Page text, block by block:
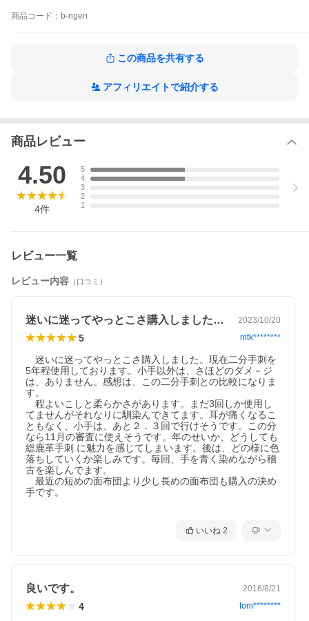
当店で受付後、再計算しメールにて金額をお知らせいたします。
商品 コード： b-ngen
この商品を共有する
アフィリエイトで紹介する
商品レビュー
4.50
4件
5
4
3
2
1
レビュー一覧
レビュー内容 （口コミ）
迷いに迷ってやっとこさ購入しました。現… 2023/10/20
5 mtk********
迷いに迷ってやっとこさ購入しました。現在二分手刺を
5年程使用しております。小手以外は、さほどのダメ－ジ
は、ありません。感想は、この二分手刺との比較になりま
す。
程よいこしと柔らかさがあります。まだ3回しか使用し
てませんがそれなりに馴染んできてます。耳が痛くなるこ
ともなく、小手は、あと２．３回で行けそうです。この分
なら11月の審査に使えそうです。年のせいか、どうしても
総鹿革手刺.に魅力を感じてしまいます。後は、どの様に色
落ちしていくか楽しみです。毎回、手を青く染めながら稽
古を楽しんでます。
最近の短めの面布団より少し長めの面布団も購入の決め
手です。
いいね 2
良いです。 2016/8/21
4 tom********